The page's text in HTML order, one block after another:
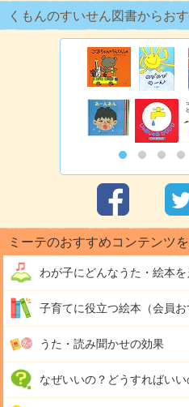
くもんのすいせん図書からお
ミーテのおすすめコンテンツ
わが子にどんなうた・絵本
子育てに役立つ絵本（会員お
うた・読み聞かせの効果
なぜいいの？どうすればいい